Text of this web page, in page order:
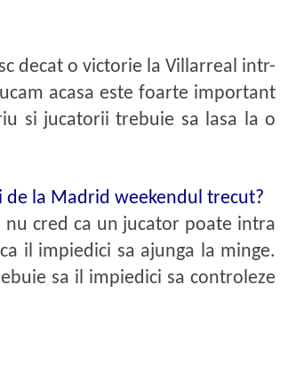
decat o victorie la Villarreal intr-
acasa este foarte important
si jucatorii trebuie sa lasa la o
de la Madrid weekendul trecut?
nu cred ca un jucator poate intra
il impiedici sa ajunga la minge.
sa il impiedici sa controleze